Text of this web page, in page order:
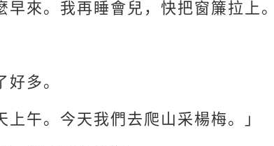
早來。我再睡會兒，快把窗簾拉上
多。
上午。今天我們去爬山采楊梅。」